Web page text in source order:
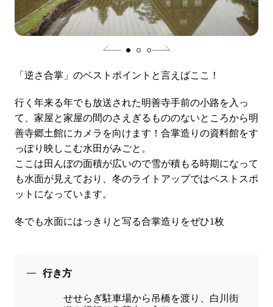
「逆さ合掌」のベストポイントと言えばここ！
行く年来る年でも放送された明善寺手前の小路を入っ
て、家屋と家屋の間のさえぎるもののないところから明
善寺郷土館にカメラを向けます！合掌造りの資料館をす
っぽり映しこむ水田がみごと。
ここは田んぼの面積が広いので雪が積もる時期になって
も水面が見えており、冬のライトアップではベストスポ
ットになっています。
冬でも水面にはっきりと写る合掌造りをぜひ1枚
行き方
せせらぎ駐車場から吊橋を渡り、白川街